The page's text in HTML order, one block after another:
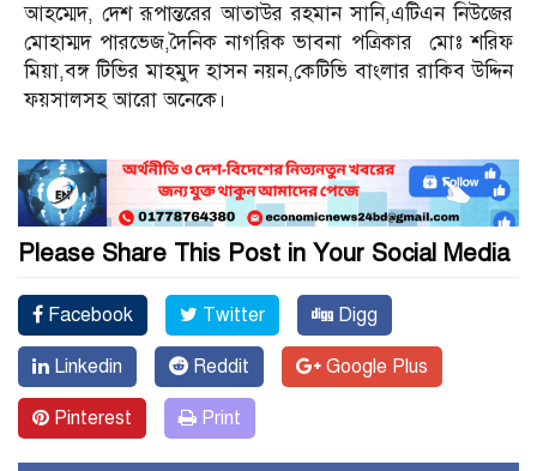
আহম্মেদ, দেশ রূপান্তরের আতাউর রহমান সানি,এটিএন নিউজের
মোহাম্মদ পারভেজ,দৈনিক নাগরিক ভাবনা পত্রিকার মোঃ শরিফ
মিয়া,বঙ্গ টিভির মাহমুদ হাসন নয়ন,কেটিভি বাংলার রাকিব উদ্দিন
ফয়সালসহ আরো অনেকে।
Please Share This Post in Your Social Media
Facebook Twitter Digg
Linkedin Reddit Google Plus
Pinterest Print